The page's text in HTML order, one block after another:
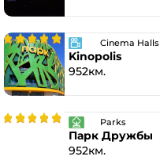
Cinema Halls
Kinopolis
952км.
Parks
Парк Дружбы
952км.